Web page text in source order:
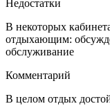
Недостатки
В некоторых
отдыхающим:
обслуживание
Комментарий
В целом отдых